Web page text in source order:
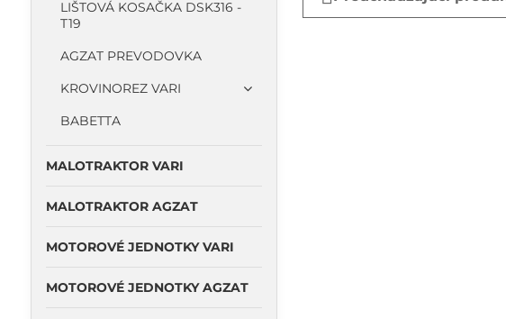
LIŠTOVÁ KOSAČKA DSK316 -
T19
AGZAT PREVODOVKA
KROVINOREZ VARI
BABETTA
MALOTRAKTOR VARI
MALOTRAKTOR AGZAT
MOTOROVÉ JEDNOTKY VARI
MOTOROVÉ JEDNOTKY AGZAT